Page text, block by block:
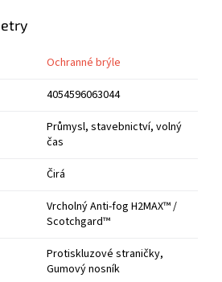
Ochranné brýle
4054596063044
Průmysl, stavebnictví, volný
čas
Čirá
Vrcholný Anti-fog H2MAX™ /
Scotchgard™
Protiskluzové straničky,
Gumový nosník